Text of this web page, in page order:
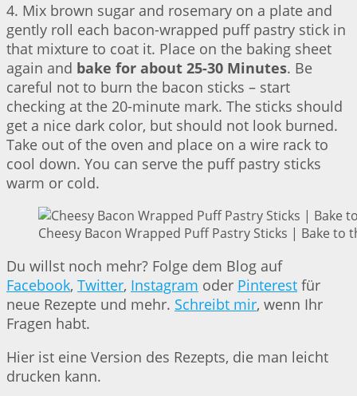
4. Mix brown sugar and rosemary on a plate and
gently roll each bacon-wrapped puff pastry stick in
that mixture to coat it. Place on the baking sheet
again and bake for about 25-30 Minutes. Be
careful not to burn the bacon sticks – start
checking at the 20-minute mark. The sticks should
get a nice dark color, but should not look burned.
Take out of the oven and place on a wire rack to
cool down. You can serve the puff pastry sticks
warm or cold.
Cheesy Bacon Wrapped Puff Pastry Sticks | Bake to
Du willst noch mehr? Folge dem Blog auf
Facebook, Twitter, Instagram oder Pinterest für
neue Rezepte und mehr. Schreibt mir, wenn Ihr
Fragen habt.
Hier ist eine Version des Rezepts, die man leicht
drucken kann.